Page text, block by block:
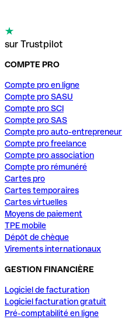
sur Trustpilot
COMPTE PRO
Compte pro en ligne
Compte pro SASU
Compte pro SCI
Compte pro SAS
Compte pro auto-entrepreneur
Compte pro freelance
Compte pro association
Compte pro rémunéré
Cartes pro
Cartes temporaires
Cartes virtuelles
Moyens de paiement
TPE mobile
Dépôt de chèque
Virements internationaux
GESTION FINANCIÈRE
Logiciel de facturation
Logiciel facturation gratuit
Pré-comptabilité en ligne